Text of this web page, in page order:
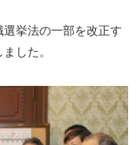
挙法の一部を改正す
した。